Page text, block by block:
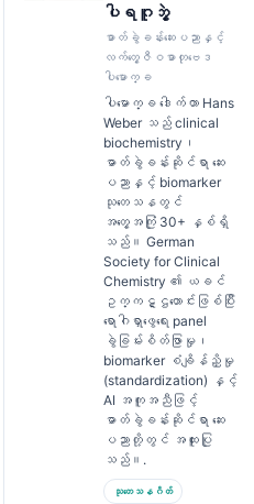
ပါရဂူဘွဲ့
ဓာတ်ခွဲခန်းဆေးပညာနှင့်
လက်တွေ့ဇီဝဓာတုဗေဒ
ပါမောက္ခ
ပါမောက္ခ ဒေါက်တာ Hans
Weber သည် clinical
biochemistry၊
ဓာတ်ခွဲခန်းဆိုင်ရာ ဆေး
ပညာနှင့် biomarker
သုတေသနတွင်
အတွေ့အကြုံ 30+ နှစ်ရှိ
သည်။ German
Society for Clinical
Chemistry ၏ ယခင်
ဥက္ကဋ္ဌဟောင်းဖြစ်ပြီး
ရောဂါရှာဖွေရေး panel
ခွဲခြမ်းစိတ်ဖြာမှု၊
biomarker စံချိန်ညှိမှု
(standardization) နှင့်
AI အကူအညီဖြင့်
ဓာတ်ခွဲခန်းဆိုင်ရာ ဆေး
ပညာတို့တွင် အထူးပြု
သည်။.
သုတေသနဂိတ်